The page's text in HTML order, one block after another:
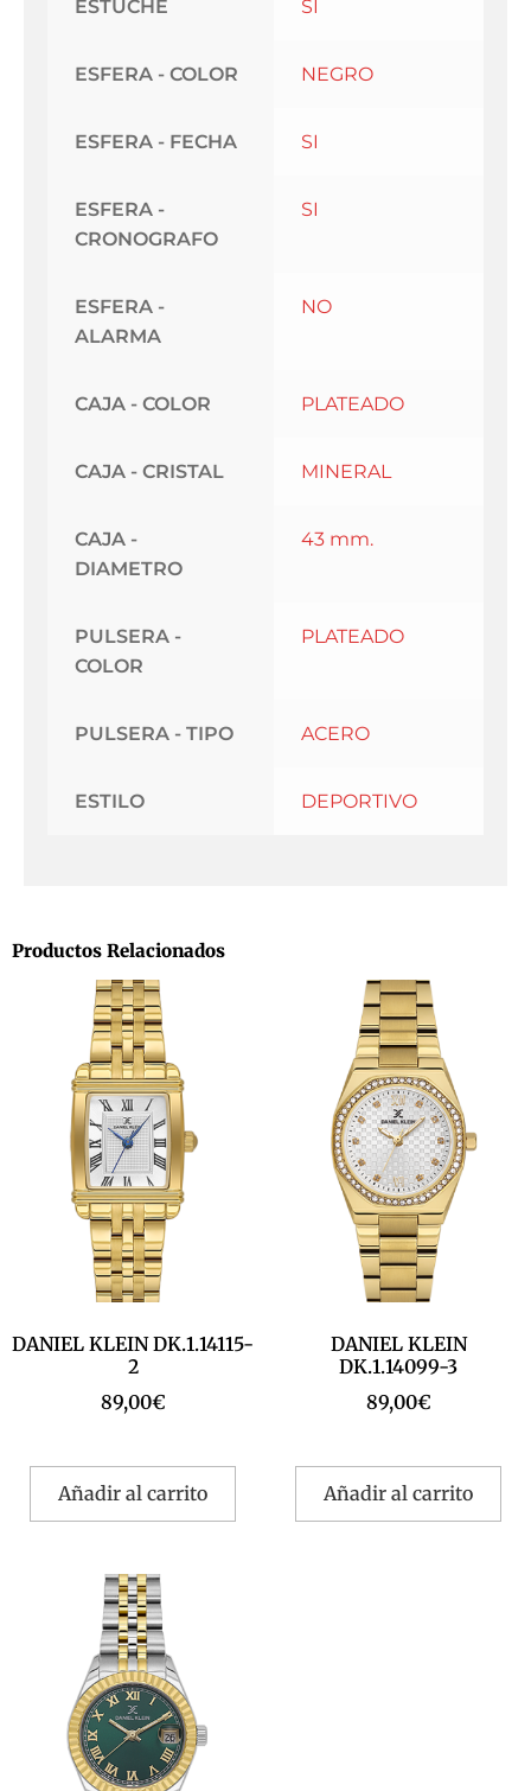
ESTUCHE SI
ESFERA - COLOR NEGRO
ESFERA - FECHA SI
ESFERA -
CRONOGRAFO
SI
ESFERA -
ALARMA
NO
CAJA - COLOR PLATEADO
CAJA - CRISTAL MINERAL
CAJA -
DIAMETRO
43 mm.
PULSERA -
COLOR
PLATEADO
PULSERA - TIPO ACERO
ESTILO DEPORTIVO
Productos Relacionados
DANIEL KLEIN DK.1.14115-
2
89,00€
Añadir al carrito
DANIEL KLEIN
DK.1.14099-3
89,00€
Añadir al carrito